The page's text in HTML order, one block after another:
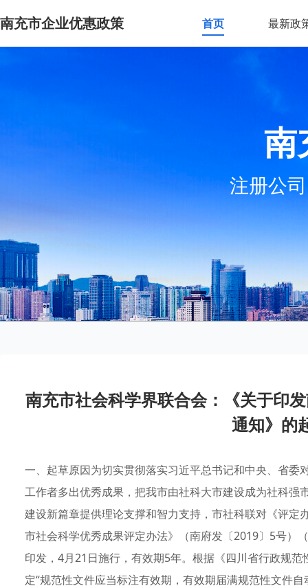
南充市企业优惠政策 首页 最新政
南
注册公
南充市社会科学界联合会：《关于印
通知》的
一、起草原因为切实贯彻落实习近平总书记和中央、省
工作者多出优秀成果，把我市由社科大市建设成为社科
建设新篇章提供理论支撑和智力支持，市社科联对《评
市社会科学优秀成果评定办法》（南府发〔2019〕5号）
印发，4月21日施行，有效期5年。根据《四川省行政规
定“规范性文件应当标注有效期，有效期届满规范性文件